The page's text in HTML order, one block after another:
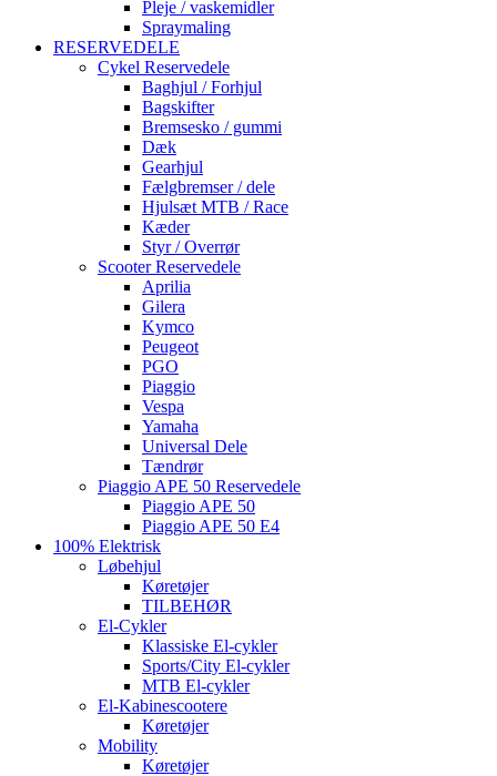
Pleje / vaskemidler
Spraymaling
RESERVEDELE
Cykel Reservedele
Baghjul / Forhjul
Bagskifter
Bremsesko / gummi
Dæk
Gearhjul
Fælgbremser / dele
Hjulsæt MTB / Race
Kæder
Styr / Overrør
Scooter Reservedele
Aprilia
Gilera
Kymco
Peugeot
PGO
Piaggio
Vespa
Yamaha
Universal Dele
Tændrør
Piaggio APE 50 Reservedele
Piaggio APE 50
Piaggio APE 50 E4
100% Elektrisk
Løbehjul
Køretøjer
TILBEHØR
El-Cykler
Klassiske El-cykler
Sports/City El-cykler
MTB El-cykler
El-Kabinescootere
Køretøjer
Mobility
Køretøjer